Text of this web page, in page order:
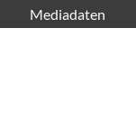
Mediadaten